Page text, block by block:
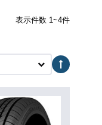
表示件数 1~4件